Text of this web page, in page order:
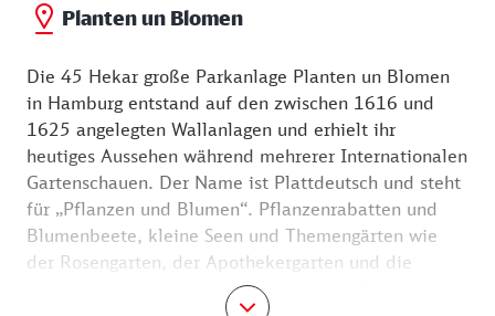
Planten un Blomen
Die 45 Hekar große Parkanlage Planten un Blomen
in Hamburg entstand auf den zwischen 1616 und
1625 angelegten Wallanlagen und erhielt ihr
heutiges Aussehen während mehrerer Internationalen
Gartenschauen. Der Name ist Plattdeutsch und steht
für „Pflanzen und Blumen“. Pflanzenrabatten und
Blumenbeete, kleine Seen und Themengärten wie
der Rosengarten, der Apothekergarten und die
Mittelmeerterrassen erfreuen das Auge. Im Winter